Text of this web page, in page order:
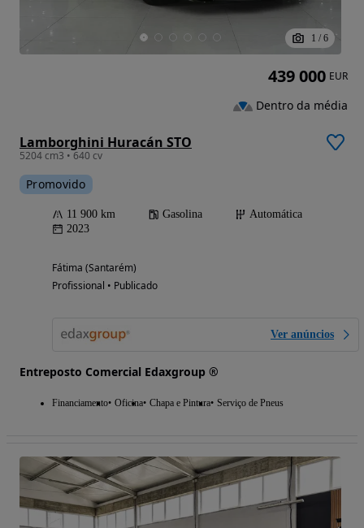
1 / 6
Lamborghini Huracán STO
5204 cm3 • 640 cv
Promovido
11 900 km Gasolina
Automática
2023
Fátima (Santarém)
Profissional • Publicado
Ver anúncios
Entreposto Comercial Edaxgroup ®
Financiamento Oficina Chapa e Pintura Serviço de Pneus
439 000 EUR
Dentro da média